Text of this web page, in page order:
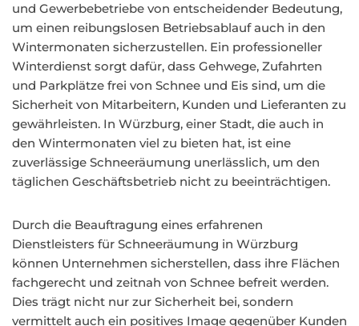
und Gewerbebetriebe von entscheidender Bedeutung,
um einen reibungslosen Betriebsablauf auch in den
Wintermonaten sicherzustellen. Ein professioneller
Winterdienst sorgt dafür, dass Gehwege, Zufahrten
und Parkplätze frei von Schnee und Eis sind, um die
Sicherheit von Mitarbeitern, Kunden und Lieferanten zu
gewährleisten. In Würzburg, einer Stadt, die auch in
den Wintermonaten viel zu bieten hat, ist eine
zuverlässige Schneeräumung unerlässlich, um den
täglichen Geschäftsbetrieb nicht zu beeinträchtigen.
Durch die Beauftragung eines erfahrenen
Dienstleisters für Schneeräumung in Würzburg
können Unternehmen sicherstellen, dass ihre Flächen
fachgerecht und zeitnah von Schnee befreit werden.
Dies trägt nicht nur zur Sicherheit bei, sondern
vermittelt auch ein positives Image gegenüber Kunden